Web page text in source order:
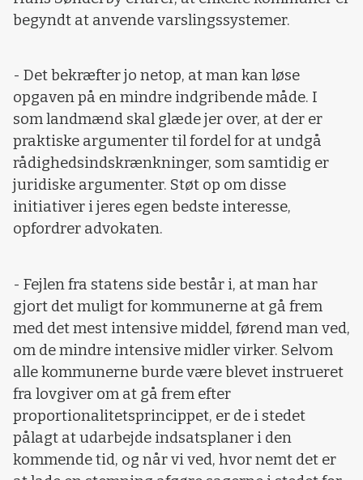
begyndt at anvende varslingssystemer.
- Det bekræfter jo netop, at man kan løse
opgaven på en mindre indgribende måde. I
som landmænd skal glæde jer over, at der er
praktiske argumenter til fordel for at undgå
rådighedsindskrænkninger, som samtidig er
juridiske argumenter. Støt op om disse
initiativer i jeres egen bedste interesse,
opfordrer advokaten.
- Fejlen fra statens side består i, at man har
gjort det muligt for kommunerne at gå frem
med det mest intensive middel, førend man ved,
om de mindre intensive midler virker. Selvom
alle kommunerne burde være blevet instrueret
fra lovgiver om at gå frem efter
proportionalitetsprincippet, er de i stedet
pålagt at udarbejde indsatsplaner i den
kommende tid, og når vi ved, hvor nemt det er